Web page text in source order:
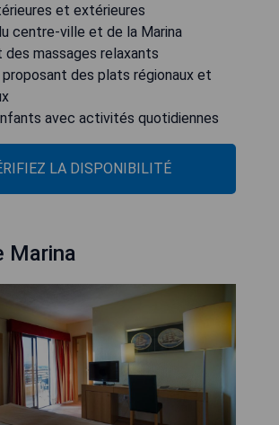
et extérieures
centre-ville et de la Marina
massages relaxants
des plats régionaux et
avec activités quotidiennes
LA DISPONIBILITÉ
Marina